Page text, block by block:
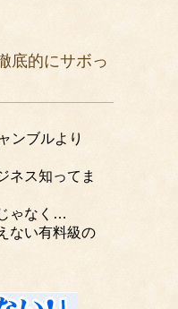
底的にサボっ
ンブルより
ネス知ってま
ゃなく…
ない有料級の